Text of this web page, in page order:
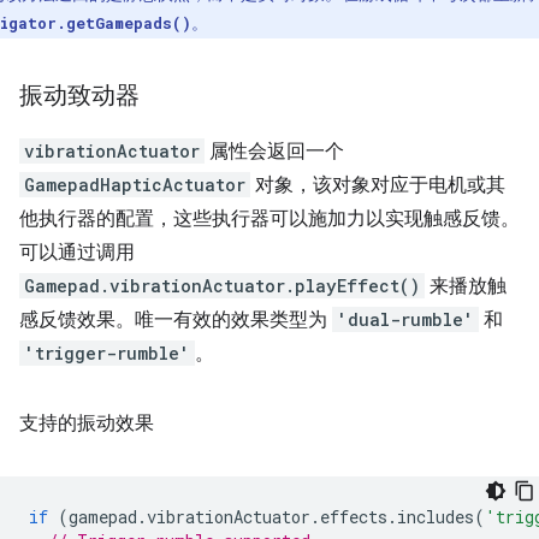
。
振动致动器
vibrationActuator 属性会返回一个
GamepadHapticActuator 对象，该对象对应于电机或其
他执行器的配置，这些执行器可以施加力以实现触感反馈。
可以通过调用
Gamepad.vibrationActuator.playEffect() 来播放触
感反馈效果。唯一有效的效果类型为
'dual-rumble' 和
'trigger-rumble' 。
支持的振动效果
if (gamepad .vibrationActuator . effects . includes(